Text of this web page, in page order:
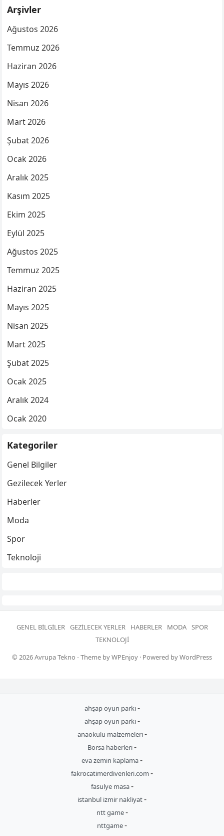
Arşivler
Ağustos 2026
Temmuz 2026
Haziran 2026
Mayıs 2026
Nisan 2026
Mart 2026
Şubat 2026
Ocak 2026
Aralık 2025
Kasım 2025
Ekim 2025
Eylül 2025
Ağustos 2025
Temmuz 2025
Haziran 2025
Mayıs 2025
Nisan 2025
Mart 2025
Şubat 2025
Ocak 2025
Aralık 2024
Ocak 2020
Kategoriler
Genel Bilgiler
Gezilecek Yerler
Haberler
Moda
Spor
Teknoloji
GENEL BILGILER GEZILECEK YERLER HABERLER MODA SPOR
TEKNOLOJI
© 2026Avrupa Tekno - Theme byWPEnjoy · Powered byWordPress
ahşap oyun parkı-
ahşap oyun parkı-
anaokulu malzemeleri-
Borsa haberleri-
eva zemin kaplama-
fakrocatimerdivenleri.com -
fasulye masa-
istanbul izmir nakliyat-
ntt game-
nttgame-